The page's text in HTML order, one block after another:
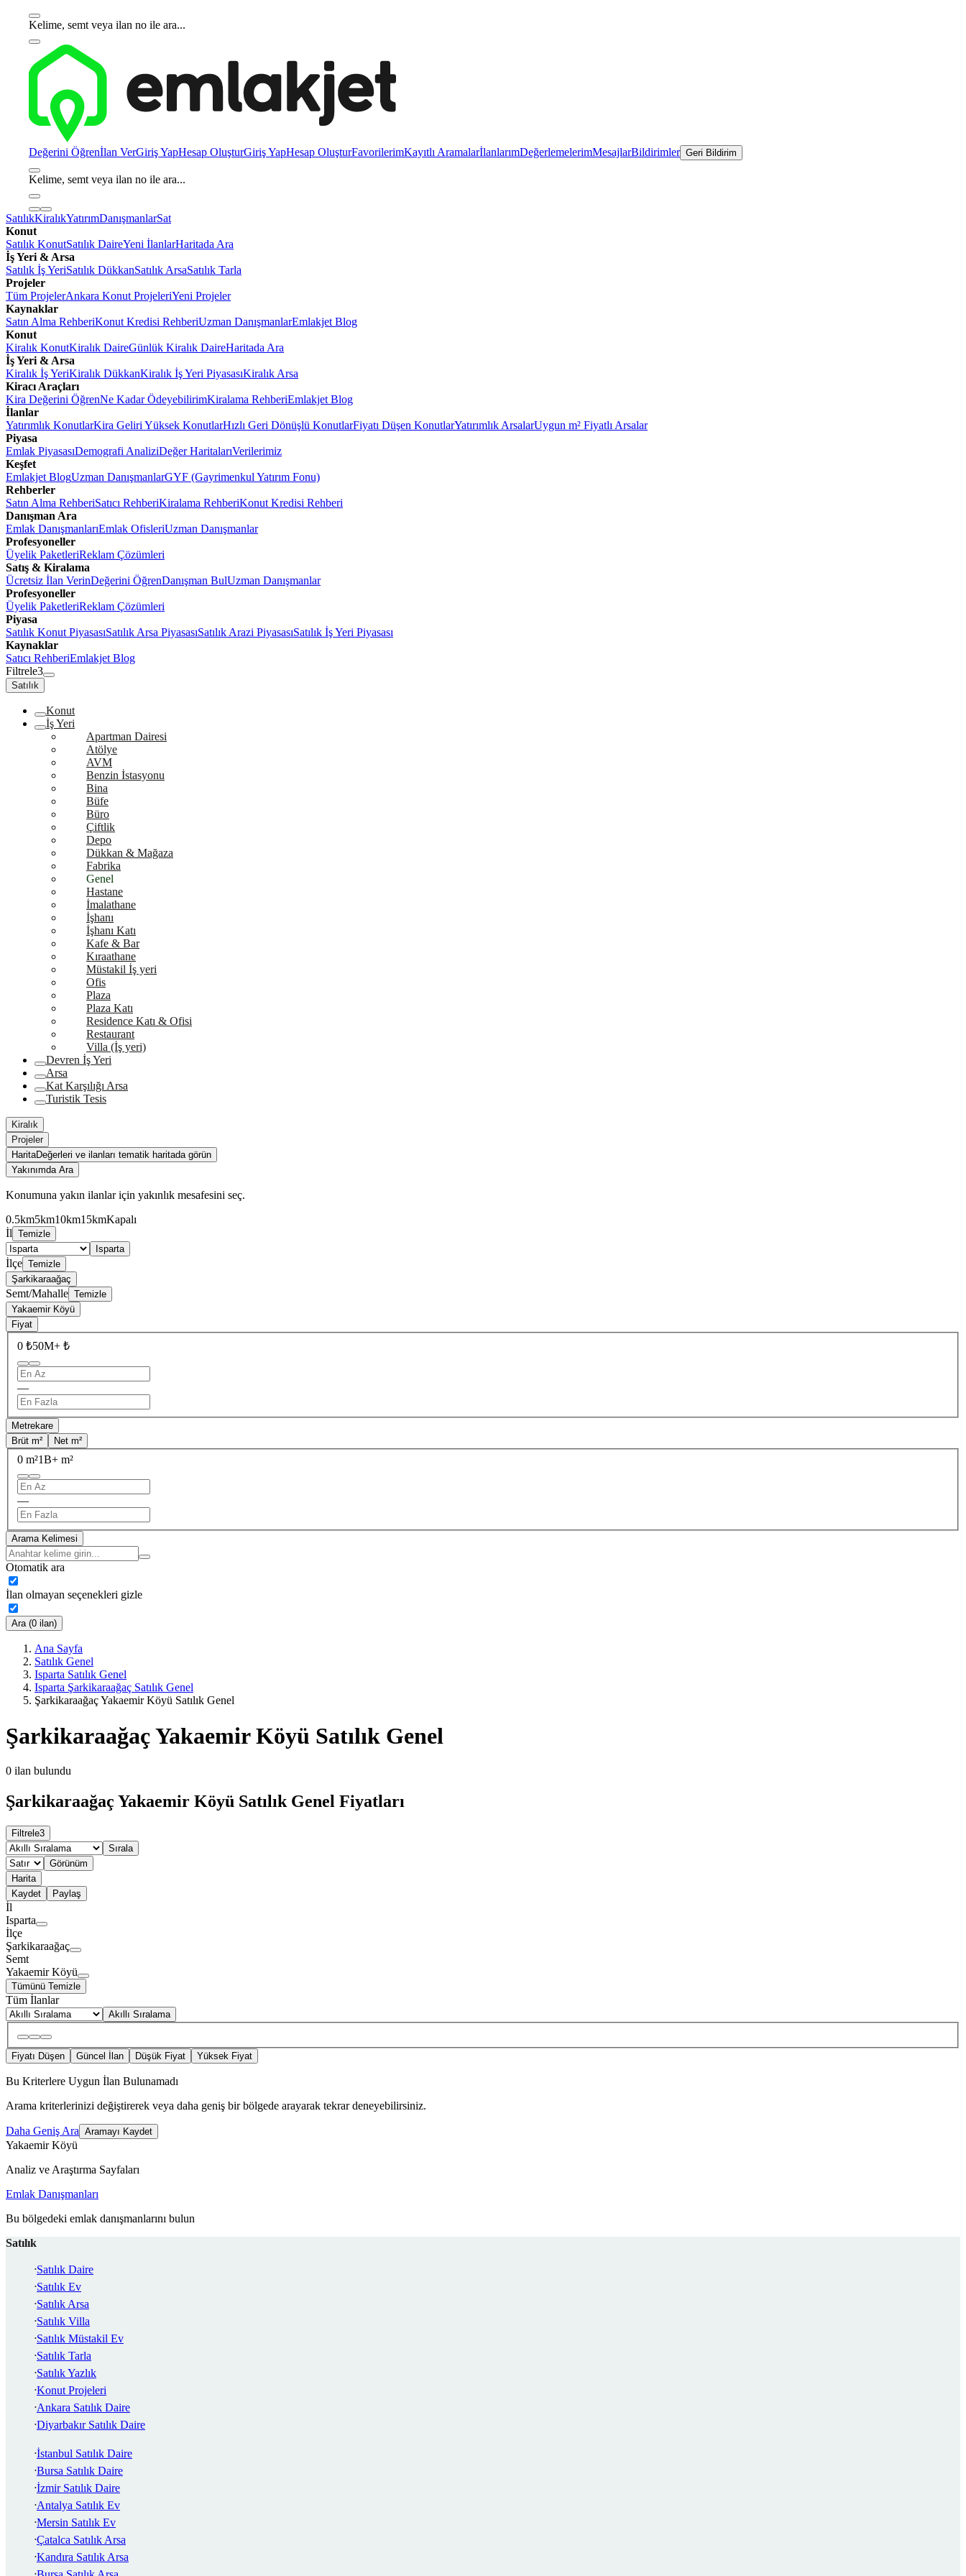
Kelime, semt veya ilan no ile ara...
Değerini Öğrenİlan VerGiriş YapHesap OluşturGiriş YapHesap OluşturFavorilerimKayıtlı AramalarİlanlarımDeğerlemelerimMesajlarBildirimler Geri Bildirim
Kelime, semt veya ilan no ile ara...
SatılıkKiralıkYatırımDanışmanlarSat
Konut
Satılık KonutSatılık DaireYeni İlanlarHaritada Ara
İş Yeri & Arsa
Satılık İş YeriSatılık DükkanSatılık ArsaSatılık Tarla
Projeler
Tüm ProjelerAnkara Konut ProjeleriYeni Projeler
Kaynaklar
Satın Alma RehberiKonut Kredisi RehberiUzman DanışmanlarEmlakjet Blog
Konut
Kiralık KonutKiralık DaireGünlük Kiralık DaireHaritada Ara
İş Yeri & Arsa
Kiralık İş YeriKiralık DükkanKiralık İş Yeri PiyasasıKiralık Arsa
Kiracı Araçları
Kira Değerini ÖğrenNe Kadar ÖdeyebilirimKiralama RehberiEmlakjet Blog
İlanlar
Yatırımlık KonutlarKira Geliri Yüksek KonutlarHızlı Geri Dönüşlü KonutlarFiyatı Düşen KonutlarYatırımlık ArsalarUygun m² Fiyatlı Arsalar
Piyasa
Emlak PiyasasıDemografi AnaliziDeğer HaritalarıVerilerimiz
Keşfet
Emlakjet BlogUzman DanışmanlarGYF (Gayrimenkul Yatırım Fonu)
Rehberler
Satın Alma RehberiSatıcı RehberiKiralama RehberiKonut Kredisi Rehberi
Danışman Ara
Emlak DanışmanlarıEmlak OfisleriUzman Danışmanlar
Profesyoneller
Üyelik PaketleriReklam Çözümleri
Satış & Kiralama
Ücretsiz İlan VerinDeğerini ÖğrenDanışman BulUzman Danışmanlar
Profesyoneller
Üyelik PaketleriReklam Çözümleri
Piyasa
Satılık Konut PiyasasıSatılık Arsa PiyasasıSatılık Arazi PiyasasıSatılık İş Yeri Piyasası
Kaynaklar
Satıcı RehberiEmlakjet Blog
Filtrele3
Satılık
Konut
İş Yeri
Apartman Dairesi
Atölye
AVM
Benzin İstasyonu
Bina
Büfe
Büro
Çiftlik
Depo
Dükkan & Mağaza
Fabrika
Genel
Hastane
İmalathane
İşhanı
İşhanı Katı
Kafe & Bar
Kıraathane
Müstakil İş yeri
Ofis
Plaza
Plaza Katı
Residence Katı & Ofisi
Restaurant
Villa (İş yeri)
Devren İş Yeri
Arsa
Kat Karşılığı Arsa
Turistik Tesis
Kiralık
Projeler
HaritaDeğerleri ve ilanları tematik haritada görün
Yakınımda Ara
Konumuna yakın ilanlar için yakınlık mesafesini seç.
0.5km5km10km15kmKapalı
İl Temizle
Isparta
İlçe Temizle
Şarkikaraağaç
Semt/Mahalle Temizle
Yakaemir Köyü
Fiyat
0 ₺50M+ ₺
—
Metrekare
Brüt m²
Net m²
0 m²1B+ m²
—
Arama Kelimesi
Otomatik ara
İlan olmayan seçenekleri gizle
Ara (0 ilan)
Ana Sayfa
Satılık Genel
Isparta Satılık Genel
Isparta Şarkikaraağaç Satılık Genel
Şarkikaraağaç Yakaemir Köyü Satılık Genel
Şarkikaraağaç Yakaemir Köyü Satılık Genel
0 ilan bulundu
Şarkikaraağaç Yakaemir Köyü Satılık Genel Fiyatları
Filtrele3
Sırala
Görünüm
Harita
Kaydet
Paylaş
İl
Isparta
İlçe
Şarkikaraağaç
Semt
Yakaemir Köyü
Tümünü Temizle
Tüm İlanlar
Akıllı Sıralama
Fiyatı Düşen Güncel İlan Düşük Fiyat Yüksek Fiyat
Bu Kriterlere Uygun İlan Bulunamadı
Arama kriterlerinizi değiştirerek veya daha geniş bir bölgede arayarak tekrar deneyebilirsiniz.
Daha Geniş Ara Aramayı Kaydet
Yakaemir Köyü
Analiz ve Araştırma Sayfaları
Emlak Danışmanları
Bu bölgedeki emlak danışmanlarını bulun
Satılık
Satılık Daire
Satılık Ev
Satılık Arsa
Satılık Villa
Satılık Müstakil Ev
Satılık Tarla
Satılık Yazlık
Konut Projeleri
Ankara Satılık Daire
Diyarbakır Satılık Daire
İstanbul Satılık Daire
Bursa Satılık Daire
İzmir Satılık Daire
Antalya Satılık Ev
Mersin Satılık Ev
Çatalca Satılık Arsa
Kandıra Satılık Arsa